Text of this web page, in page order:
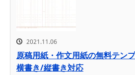
2021.11.06
原稿用紙・作文用紙の無料テン
横書き/縦書き対応